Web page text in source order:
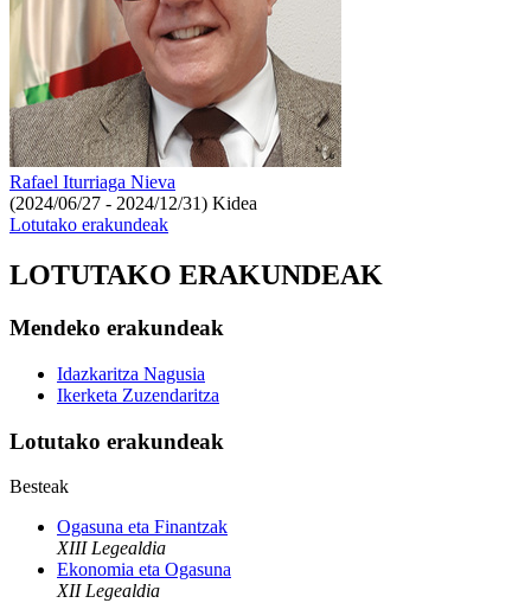
Rafael Iturriaga Nieva
(2024/06/27 - 2024/12/31) Kidea
Lotutako erakundeak
LOTUTAKO ERAKUNDEAK
Mendeko erakundeak
Idazkaritza Nagusia
Ikerketa Zuzendaritza
Lotutako erakundeak
Besteak
Ogasuna eta Finantzak
XIII Legealdia
Ekonomia eta Ogasuna
XII Legealdia